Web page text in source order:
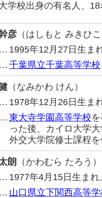
学校出身の有名人、
彦 （はしもと みきひこ
1995年12月27日生ま
千葉県立千葉高等学校
（なみかわ けん）
1978年12月26日生ま
東大寺学園高等学校
った後、カイロ大学
外交大学院修士課程を
朗
（かわむら たろう）
1977年4月15日生まれ
山口県立下関西高等学